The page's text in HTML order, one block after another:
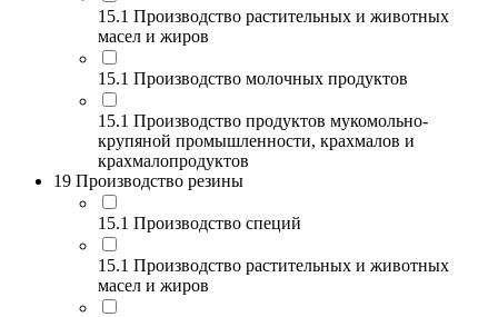
15.1 Производство растительных и животных
масел и жиров
15.1 Производство молочных продуктов
15.1 Производство продуктов мукомольно-
крупяной промышленности, крахмалов и
крахмалопродуктов
19 Производство резины
15.1 Производство специй
15.1 Производство растительных и животных
масел и жиров